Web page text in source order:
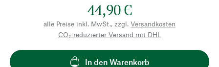
44,90 €
alle Preise inkl. MwSt., zzgl. Versandkosten
CO₂-reduzierter Versand mit DHL
In den Warenkorb